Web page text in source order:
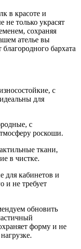
в красоте и
не только украсят
сохраняя
ателье вы
бархата
с
для
с
роскоши.
ткани,
в чистке.
для кабинетов и
и не требует
обновить
форму и не